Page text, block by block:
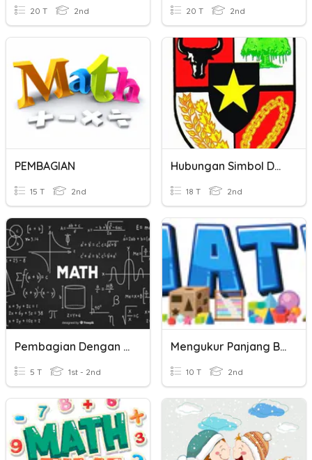
20 T 2nd 20 T 2nd
PEMBAGIAN
15 T 2nd
Hubungan Simbol Dengan Sila - Sila Pancasila
18 T 2nd
Pembagian Dengan Hasil Bagi 2 Angka
5 T 1st - 2nd
Mengukur Panjang Benda Dengan Satuan Baku Dan Pembagian Dengan B
10 T 2nd